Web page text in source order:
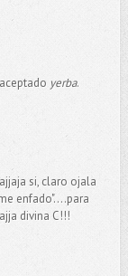
yerba.
si, claro ojala
enfado"....para
divina C!!!